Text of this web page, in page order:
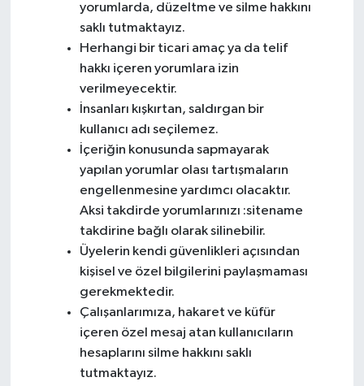
yorumlarda, düzeltme ve silme hakkını
saklı tutmaktayız.
Herhangi bir ticari amaç ya da telif
hakkı içeren yorumlara izin
verilmeyecektir.
İnsanları kışkırtan, saldırgan bir
kullanıcı adı seçilemez.
İçeriğin konusunda sapmayarak
yapılan yorumlar olası tartışmaların
engellenmesine yardımcı olacaktır.
Aksi takdirde yorumlarınızı :sitename
takdirine bağlı olarak silinebilir.
Üyelerin kendi güvenlikleri açısından
kişisel ve özel bilgilerini paylaşmaması
gerekmektedir.
Çalışanlarımıza, hakaret ve küfür
içeren özel mesaj atan kullanıcıların
hesaplarını silme hakkını saklı
tutmaktayız.